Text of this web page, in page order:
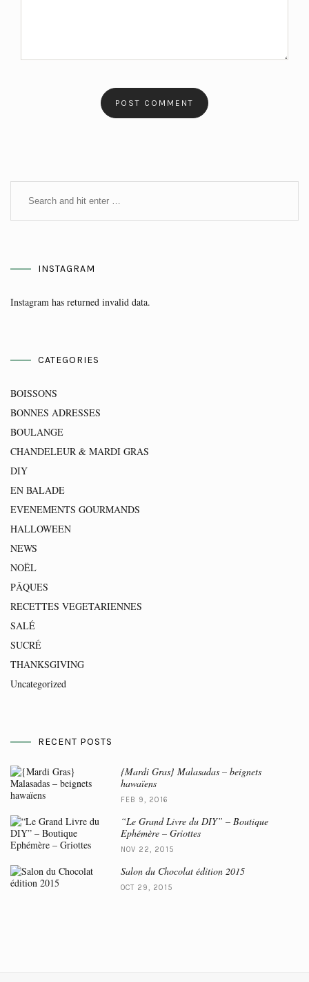
INSTAGRAM
Instagram has returned invalid data.
CATEGORIES
BOISSONS
BONNES ADRESSES
BOULANGE
CHANDELEUR & MARDI GRAS
DIY
EN BALADE
EVENEMENTS GOURMANDS
HALLOWEEN
NEWS
NOËL
PÂQUES
RECETTES VEGETARIENNES
SALÉ
SUCRÉ
THANKSGIVING
Uncategorized
RECENT POSTS
{Mardi Gras} Malasadas – beignets
hawaïens
FEB 9, 2016
“Le Grand Livre du DIY” – Boutique
Ephémère – Griottes
NOV 22, 2015
Salon du Chocolat édition 2015
OCT 29, 2015